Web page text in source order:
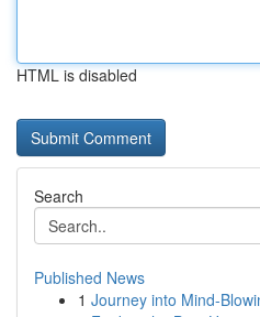
HTML is disabled
Search
Published News
1 Journey into Mind-